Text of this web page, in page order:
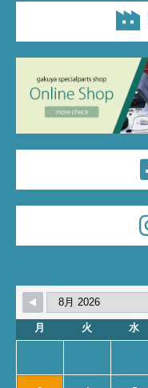
月 火 水